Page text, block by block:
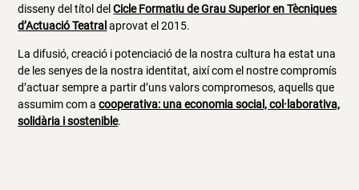
disseny del títol delCicle Formatiu de Grau Superior en Tècniques
d’Actuació Teatral aprovat el 2015.
La difusió, creació i potenciació de la nostra cultura ha estat una
de les senyes de la nostra identitat, així com el nostre compromís
d’actuar sempre a partir d’uns valors compromesos, aquells que
assumim com acooperativa: una economia social, col·laborativa,
solidària i sostenible.